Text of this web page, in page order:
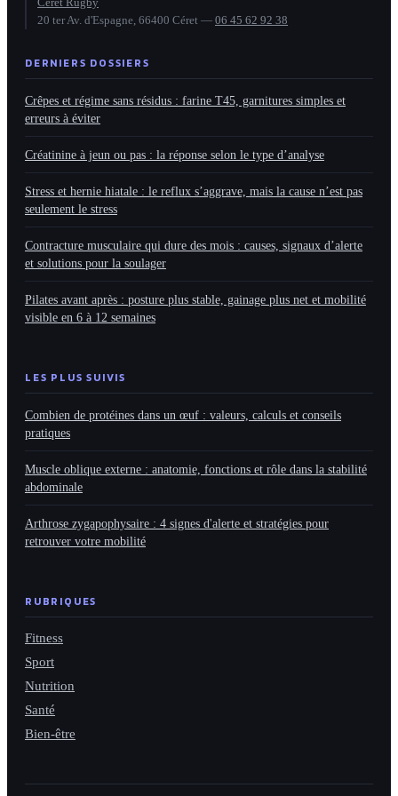
20 ter Av. d'Espagne, 66400 Céret — 06 45 62 92 38
DERNIERS DOSSIERS
Crêpes et régime sans résidus : farine T45, garnitures simples et
erreurs à éviter
Créatinine à jeun ou pas : la réponse selon le type d’analyse
Stress et hernie hiatale : le reflux s’aggrave, mais la cause n’est pas
seulement le stress
Contracture musculaire qui dure des mois : causes, signaux d’alerte
et solutions pour la soulager
Pilates avant après : posture plus stable, gainage plus net et mobilité
visible en 6 à 12 semaines
LES PLUS SUIVIS
Combien de protéines dans un œuf : valeurs, calculs et conseils
pratiques
Muscle oblique externe : anatomie, fonctions et rôle dans la stabilité
abdominale
Arthrose zygapophysaire : 4 signes d'alerte et stratégies pour
retrouver votre mobilité
RUBRIQUES
Fitness
Sport
Nutrition
Santé
Bien-être